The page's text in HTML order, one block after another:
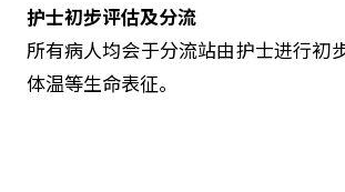
护士初步评估及分流
所有病人均会于分流站由护士进行初
体温等生命表征。